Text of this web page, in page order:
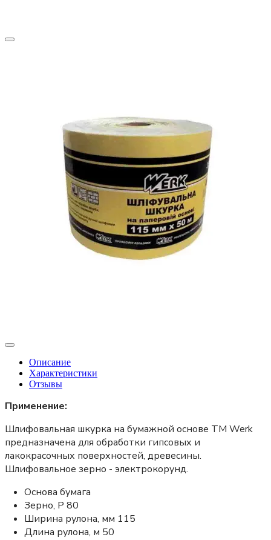
Описание
Характеристики
Отзывы
Применение:
Шлифовальная шкурка на бумажной основе ТМ Werk
предназначена для обработки гипсовых и
лакокрасочных поверхностей, древесины.
Шлифовальное зерно - электрокорунд.
Основа бумага
Зерно, Р 80
Ширина рулона, мм 115
Длина рулона, м 50